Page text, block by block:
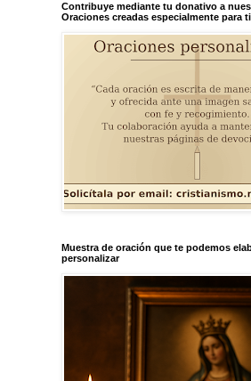
Contribuye mediante tu donativo a
Oraciones creadas especialmente para
Muestra de oración que te podemos
personalizar